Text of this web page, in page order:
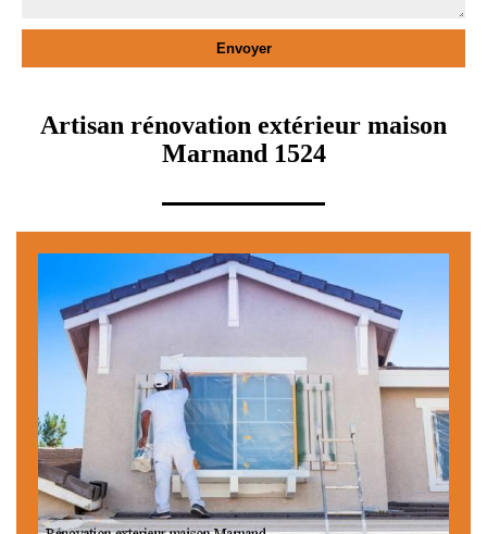
Artisan rénovation extérieur maison
Marnand 1524